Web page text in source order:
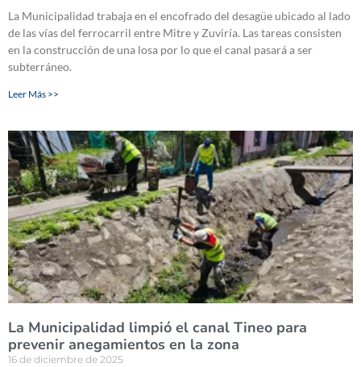
La Municipalidad trabaja en el encofrado del desagüe ubicado al lado
de las vías del ferrocarril entre Mitre y Zuviría. Las tareas consisten
en la construcción de una losa por lo que el canal pasará a ser
subterráneo.
Leer Más >>
La Municipalidad limpió el canal Tineo para
prevenir anegamientos en la zona
16 de diciembre de 2025